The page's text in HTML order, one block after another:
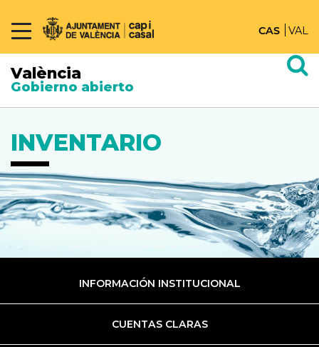
CAS VAL
València
Gobierno abierto
INVENTARIO
INFORMACIÓN INSTITUCIONAL
CUENTAS CLARAS